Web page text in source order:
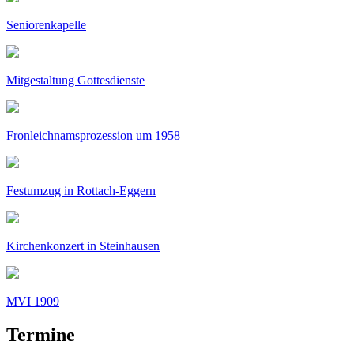
Seniorenkapelle
Mitgestaltung Gottesdienste
Fronleichnamsprozession um 1958
Festumzug in Rottach-Eggern
Kirchenkonzert in Steinhausen
MVI 1909
Termine